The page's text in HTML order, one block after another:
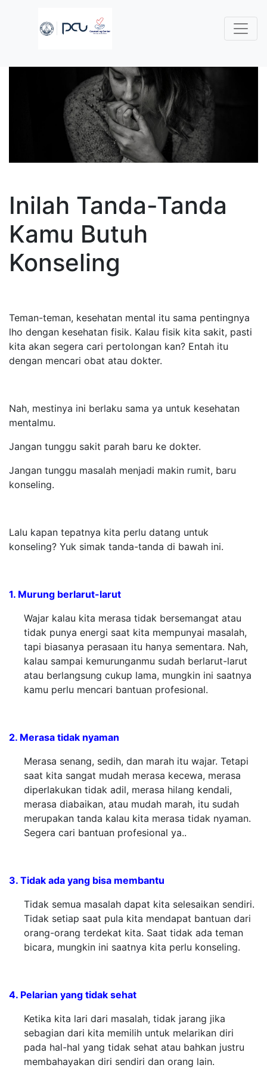
Inilah Tanda-Tanda
Kamu Butuh
Konseling
Teman-teman, kesehatan mental itu sama pentingnya
lho dengan kesehatan fisik. Kalau fisik kita sakit, pasti
kita akan segera cari pertolongan kan? Entah itu
dengan mencari obat atau dokter.
Nah, mestinya ini berlaku sama ya untuk kesehatan
mentalmu.
Jangan tunggu sakit parah baru ke dokter.
Jangan tunggu masalah menjadi makin rumit, baru
konseling.
Lalu kapan tepatnya kita perlu datang untuk
konseling? Yuk simak tanda-tanda di bawah ini.
1. Murung berlarut-larut
Wajar kalau kita merasa tidak bersemangat atau
tidak punya energi saat kita mempunyai masalah,
tapi biasanya perasaan itu hanya sementara. Nah,
kalau sampai kemurunganmu sudah berlarut-larut
atau berlangsung cukup lama, mungkin ini saatnya
kamu perlu mencari bantuan profesional.
2. Merasa tidak nyaman
Merasa senang, sedih, dan marah itu wajar. Tetapi
saat kita sangat mudah merasa kecewa, merasa
diperlakukan tidak adil, merasa hilang kendali,
merasa diabaikan, atau mudah marah, itu sudah
merupakan tanda kalau kita merasa tidak nyaman.
Segera cari bantuan profesional ya..
3. Tidak ada yang bisa membantu
Tidak semua masalah dapat kita selesaikan sendiri.
Tidak setiap saat pula kita mendapat bantuan dari
orang-orang terdekat kita. Saat tidak ada teman
bicara, mungkin ini saatnya kita perlu konseling.
4. Pelarian yang tidak sehat
Ketika kita lari dari masalah, tidak jarang jika
sebagian dari kita memilih untuk melarikan diri
pada hal-hal yang tidak sehat atau bahkan justru
membahayakan diri sendiri dan orang lain.